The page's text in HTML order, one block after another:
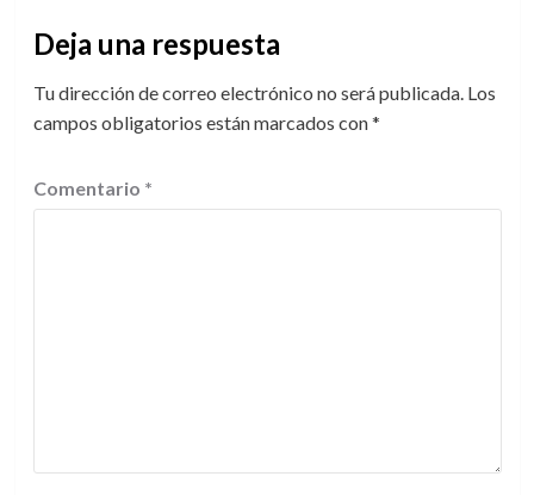
Deja una respuesta
Tu dirección de correo electrónico no será publicada. Los
campos obligatorios están marcados con*
Comentario *